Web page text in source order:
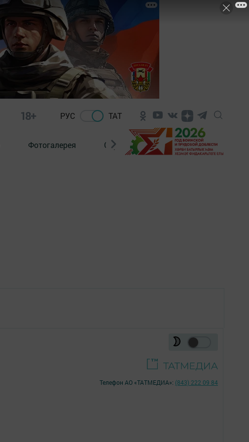
18+ РУС ТАТ
Фотогалерея Сораштыру
Телефон АО «ТАТМЕДИА»: (843) 222 09 84